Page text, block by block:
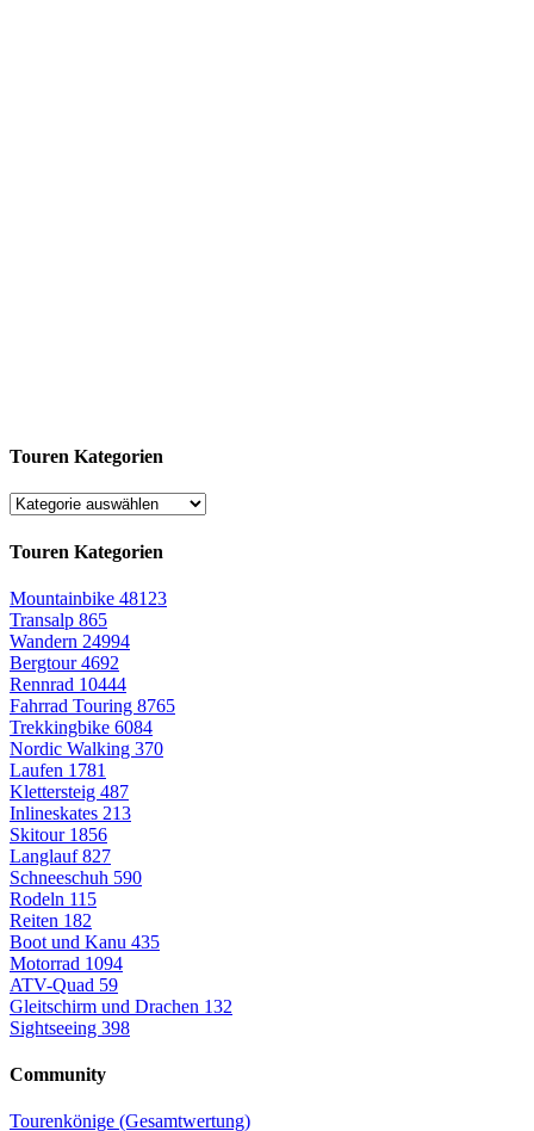
Touren Kategorien
Touren Kategorien
Mountainbike 48123
Transalp 865
Wandern 24994
Bergtour4692
Rennrad 10444
Fahrrad Touring 8765
Trekkingbike 6084
Nordic Walking 370
Laufen 1781
Klettersteig 487
Inlineskates 213
Skitour 1856
Langlauf827
Schneeschuh 590
Rodeln 115
Reiten 182
Boot und Kanu 435
Motorrad 1094
ATV-Quad 59
Gleitschirm und Drachen 132
Sightseeing 398
Community
Tourenkönige (Gesamtwertung)